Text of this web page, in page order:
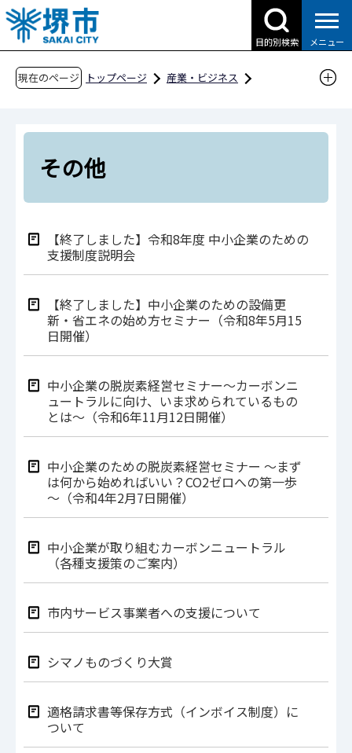
こ
の
ペ
目的別検索 メニュー
現在のページ トップページ
産業・ビジネス
その他
【終了しました】令和8年度 中小企業のための
支援制度説明会
【終了しました】中小企業のための設備更
新・省エネの始め方セミナー（令和8年5月15
日開催）
中小企業の脱炭素経営セミナー～カーボンニ
ュートラルに向け、いま求められているもの
とは～（令和6年11月12日開催）
中小企業のための脱炭素経営セミナー ～まず
は何から始めればいい？CO2ゼロへの第一歩
～（令和4年2月7日開催）
中小企業が取り組むカーボンニュートラル
（各種支援策のご案内）
市内サービス事業者への支援について
シマノものづくり大賞
適格請求書等保存方式（インボイス制度）に
ついて